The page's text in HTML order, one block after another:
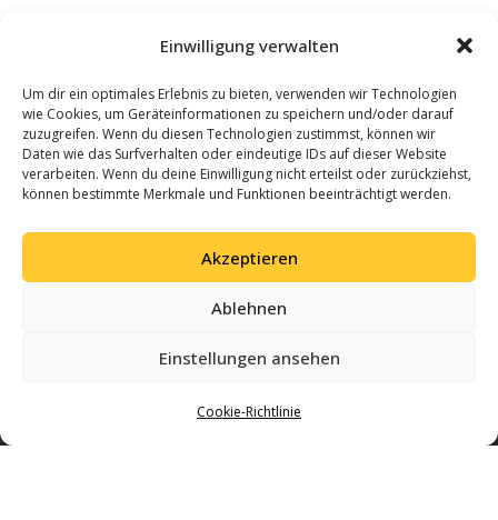
Einwilligung verwalten
Um dir ein optimales Erlebnis zu bieten, verwenden wir Technologien
wie Cookies, um Geräteinformationen zu speichern und/oder darauf
zuzugreifen. Wenn du diesen Technologien zustimmst, können wir
Daten wie das Surfverhalten oder eindeutige IDs auf dieser Website
verarbeiten. Wenn du deine Einwilligung nicht erteilst oder zurückziehst,
können bestimmte Merkmale und Funktionen beeinträchtigt werden.
Akzeptieren
Ablehnen
Einstellungen ansehen
Cookie-Richtlinie